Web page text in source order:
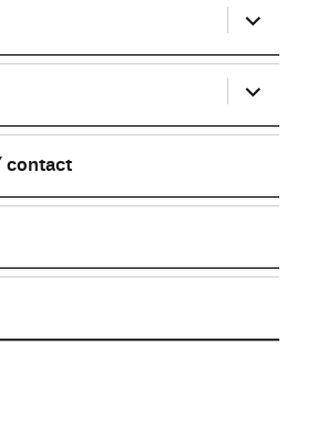
ouvrir
le
sous-
menu
ouvrir
le
sous-
menu
contact